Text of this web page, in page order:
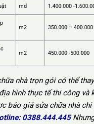
md 1.400.000 -
m2 350.000 – 400.000
m2 450.000 -500.000
nhà trọn gói có thể
hình thực tế thi công và
báo giá sửa chữa nhà
0388.444.445